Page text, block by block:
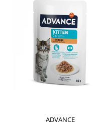
ADVANCE